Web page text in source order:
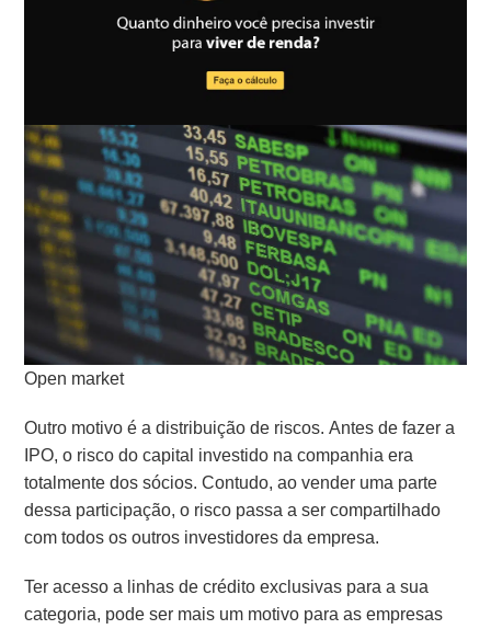
Open market
Outro motivo é a distribuição de riscos. Antes de fazer a
IPO, o risco do capital investido na companhia era
totalmente dos sócios. Contudo, ao vender uma parte
dessa participação, o risco passa a ser compartilhado
com todos os outros investidores da empresa.
Ter acesso a linhas de crédito exclusivas para a sua
categoria, pode ser mais um motivo para as empresas